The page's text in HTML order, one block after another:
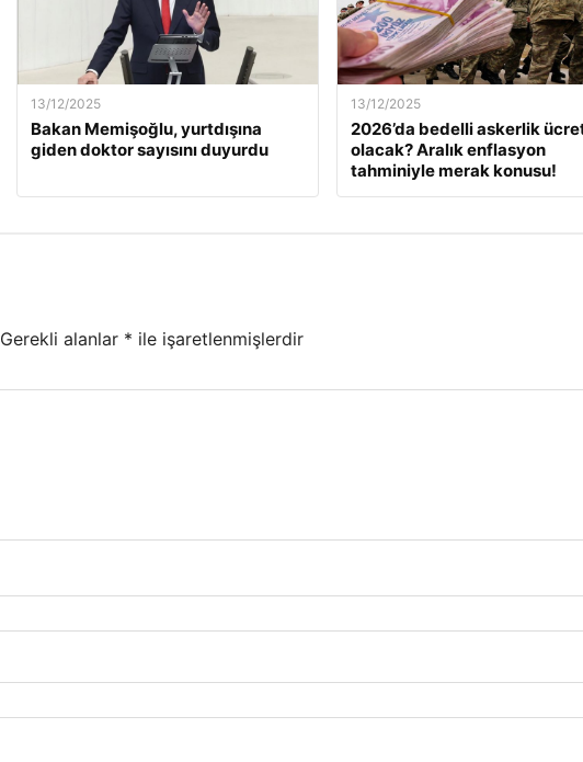
13/12/2025
Bakan Memişoğlu, yurtdışına
giden doktor sayısını duyurdu
13/12/2025
2026’da bedelli askerlik
olacak? Aralık enflasyon
tahminiyle merak konusu!
Gerekli alanlar * ile işaretlenmişlerdir